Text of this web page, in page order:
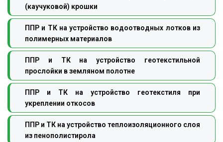
(каучуковой) крошки
ППР и ТК на устройство водоотводных лотков из
полимерных материалов
ППР и ТК на устройство геотекстильной
прослойки в земляном полотне
ППР и ТК на устройство геотекстиля при
укреплении откосов
ППР и ТК на устройство теплоизоляционного слоя
из пенополистирола